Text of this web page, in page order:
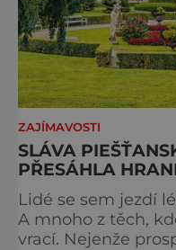
ZAJÍMAVOSTI
SLÁVA
PŘESÁHLA
Lidé se sem jezdí
A mnoho z těch,
vrací. Nejenže